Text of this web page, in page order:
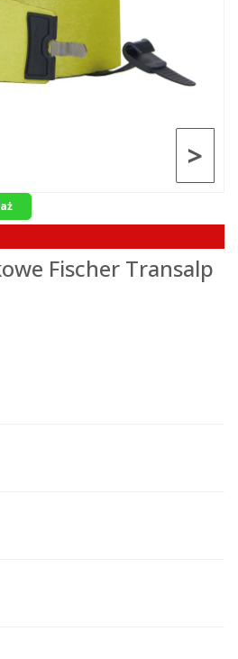
>
Fischer Transalp